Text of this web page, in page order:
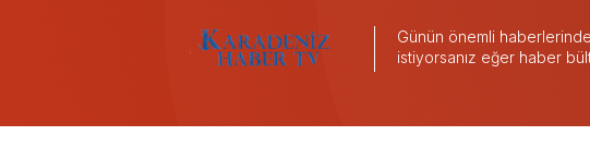
Günün önemli
istiyorsanız eğer haber